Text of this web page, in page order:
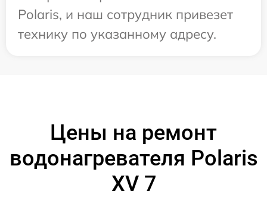
Polaris, и наш сотрудник привезет
технику по указанному адресу.
Цены на ремонт
водонагревателя Polaris
XV 7